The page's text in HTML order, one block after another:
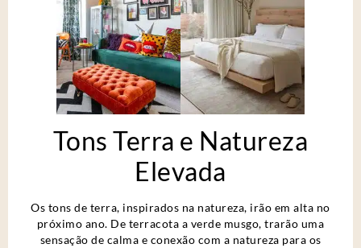
Tons Terra e Natureza
Elevada
Os tons de terra, inspirados na natureza, irão em alta no
próximo ano. De terracota a verde musgo, trarão uma
sensação de calma e conexão com a natureza para os